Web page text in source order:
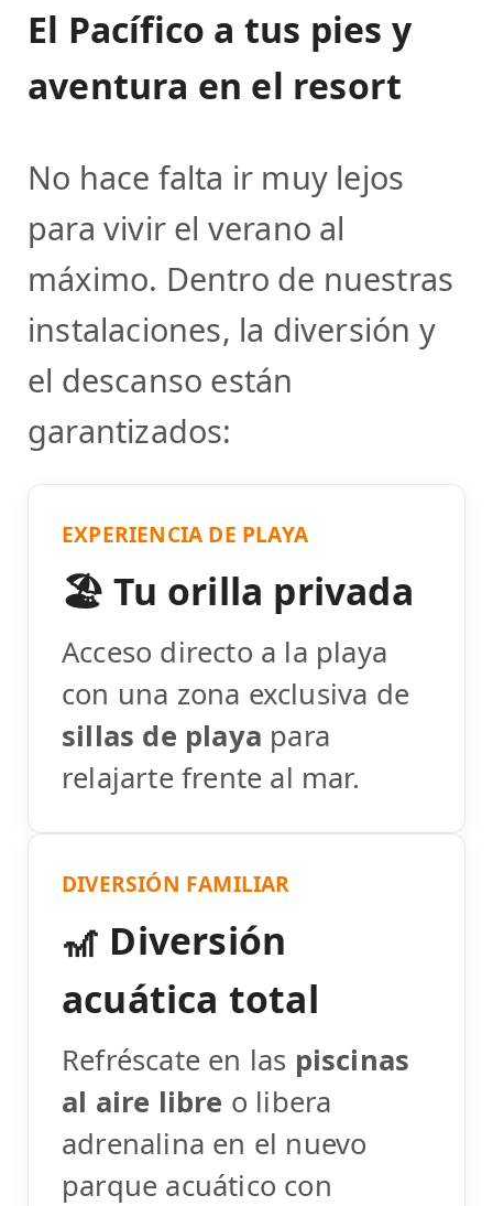
El Pacífico a tus pies y
aventura en el resort
No hace falta ir muy lejos
para vivir el verano al
máximo. Dentro de nuestras
instalaciones, la diversión y
el descanso están
garantizados:
EXPERIENCIA DE PLAYA
🏖️ Tu orilla privada
Acceso directo a la playa
con una zona exclusiva de
sillas de playa para
relajarte frente al mar.
DIVERSIÓN FAMILIAR
🎢 Diversión
acuática total
Refréscate en las piscinas
al aire libre o libera
adrenalina en el nuevo
parque acuático con